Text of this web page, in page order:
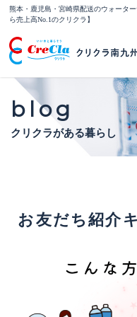
熊本・鹿児島・宮崎県配送のウォータ
ら売上高No.1のクリクラ】
blog
クリクラがある暮らし
お友だち紹介